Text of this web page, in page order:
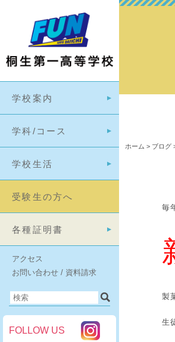
学校案内
学科/コース
学校生活
受験生の方へ
各種証明書
アクセス
お問い合わせ / 資料請求
FOLLOW US
ホーム > ブログ
毎
製
生